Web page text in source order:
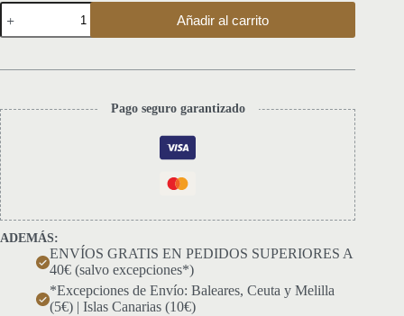
Los
Ganglios
Basales
Añadir al carrito
Pago seguro garantizado
ADEMÁS:
ENVÍOS GRATIS EN PEDIDOS SUPERIORES A
40€ (salvo excepciones*)
*Excepciones de Envío: Baleares, Ceuta y Melilla
(5€) | Islas Canarias (10€)